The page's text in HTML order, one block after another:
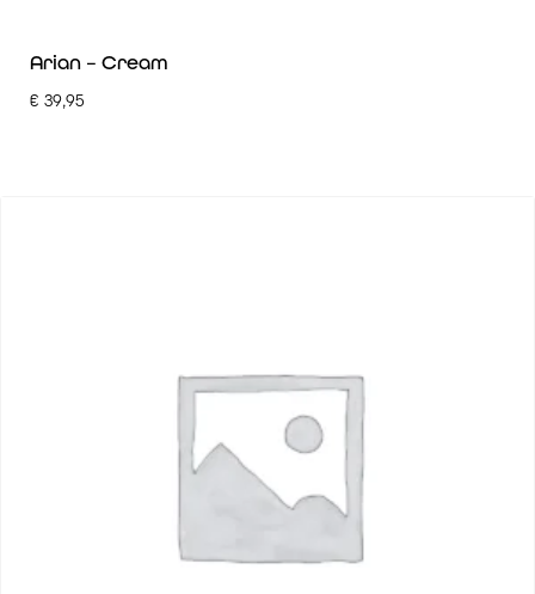
Arian – Cream
€ 39,95